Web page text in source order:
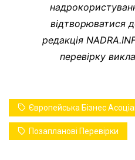
відтворюватися
редакція
перевірку
Європейська Бізнес
Позапланові Перевірки